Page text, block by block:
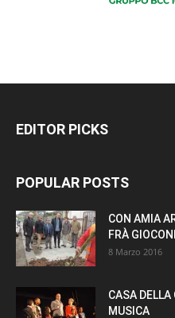
EDITOR PICKS
POPULAR POSTS
CON AMIA
FRÀ
8 Marzo 2016
CASA DELLA
MUSICA